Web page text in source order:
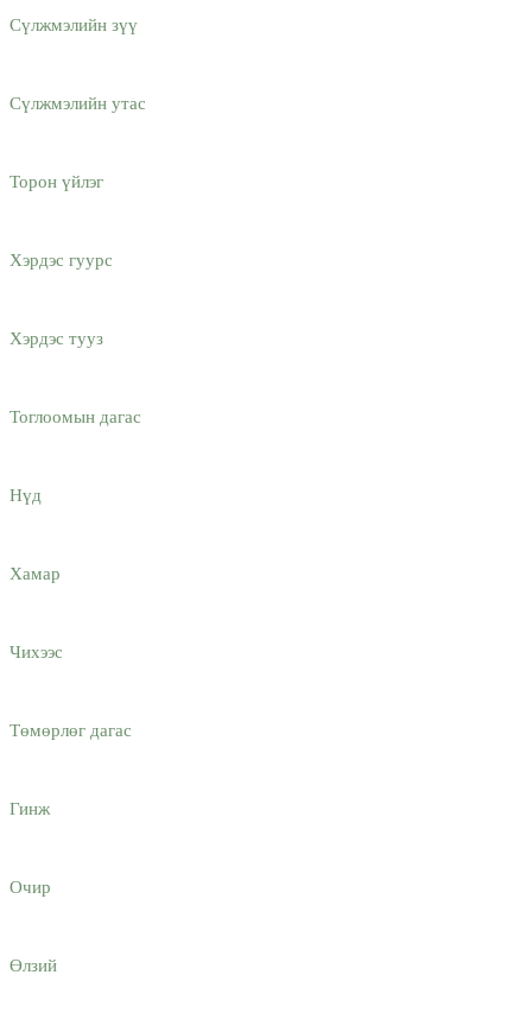
Сүлжмэлийн зүү
Сүлжмэлийн утас
Торон үйлэг
Хэрдэс гуурс
Хэрдэс тууз
Тоглоомын дагас
Нүд
Хамар
Чихээс
Төмөрлөг дагас
Гинж
Очир
Өлзий